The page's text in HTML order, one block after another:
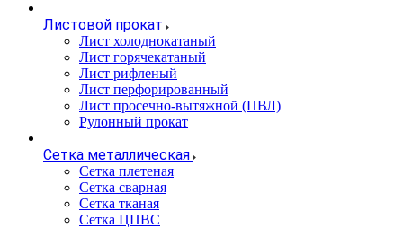
Листовой прокат
Лист холоднокатаный
Лист горячекатаный
Лист рифленый
Лист перфорированный
Лист просечно-вытяжной (ПВЛ)
Рулонный прокат
Сетка металлическая
Сетка плетеная
Сетка сварная
Сетка тканая
Сетка ЦПВС